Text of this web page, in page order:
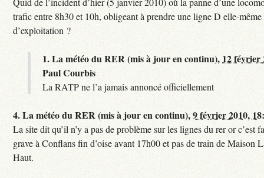
trafic entre 8h30 et 10h, obligeant à prendre une ligne D elle-
d’exploitation ?
1.La météo du RER (mis à jour en continu), 12 février
Paul Courbis
La RATP ne l’a jamais annoncé officiellement
4.La météo du RER (mis à jour en continu),9 février 2010,
La site dit qu’il n’y a pas de problème sur les lignes du rer or c’est
grave à Conflans fin d’oise avant 17h00 et pas de train de Maison
Haut.